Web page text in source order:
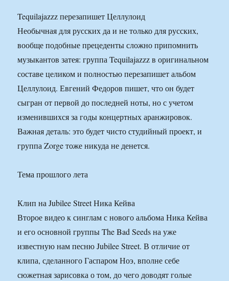
Tequilajazzz перезапишет Целлулоид
Необычная для русских да и не только для русских,
вообще подобные прецеденты сложно припомнить
музыкантов затея: группа Tequilajazzz в оригинальном
составе целиком и полностью перезапишет альбом
Целлулоид. Евгений Федоров пишет, что он будет
сыгран от первой до последней ноты, но с учетом
изменившихся за годы концертных аранжировок.
Важная деталь: это будет чисто студийный проект, и
группа Zorge тоже никуда не денется.
Тема прошлого лета
Клип на Jubilee Street Ника Кейва
Второе видео к синглам с нового альбома Ника Кейва
и его основной группы The Bad Seeds на уже
известную нам песню Jubilee Street. В отличие от
клипа, сделанного Гаспаром Ноэ, вполне себе
сюжетная зарисовка о том, до чего доводят голые